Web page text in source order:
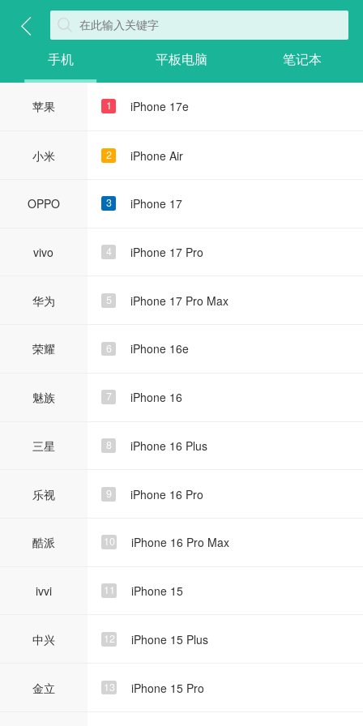
手机 平板电脑 笔记本
苹果
小米
OPPO
vivo
华为
荣耀
魅族
三星
乐视
酷派
ivvi
中兴
金立
1 iPhone 17e
2 iPhone Air
3 iPhone 17
4 iPhone 17 Pro
5 iPhone 17 Pro Max
6 iPhone 16e
7 iPhone 16
8 iPhone 16 Plus
9 iPhone 16 Pro
10 iPhone 16 Pro Max
11 iPhone 15
12 iPhone 15 Plus
13 iPhone 15 Pro